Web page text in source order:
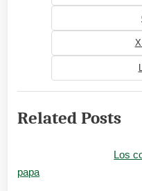
Related Posts
Los
papa